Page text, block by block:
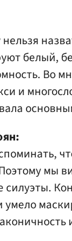
белый,
Во
и
мы